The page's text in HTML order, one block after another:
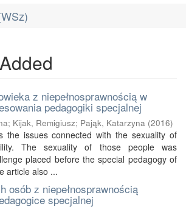
z niepełnosprawnością w
pedagogiki specjalnej
; Kijak, Remigiusz; Pająk, Katarzyna (2016)
the issues connected with the sexuality of
The sexuality of those people was
placed before the special pedagogy of
article also ...
osób z niepełnosprawnością
specjalnej